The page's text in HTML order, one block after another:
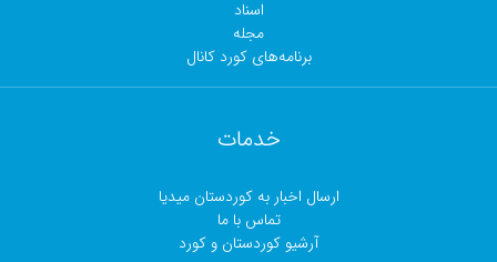
اسناد
مجلە
برنامەهای کورد کانال
خدمات
ارسال اخبار بە کوردستان میدیا
تماس با ما
آرشیو کوردستان و کورد